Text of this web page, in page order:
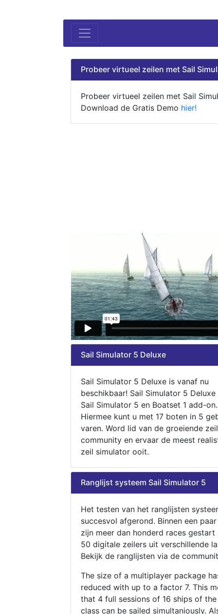
Probeer virtueel zeilen met Sail
Probeer virtueel zeilen met Sail
Download de Gratis Demo hier!
Sail Simulator 5 Deluxe
Sail Simulator 5 Deluxe is vanaf nu
beschikbaar! Sail Simulator 5
Sail Simulator 5 en Boatset 1 add-on.
Hiermee kunt u met 17 boten in 5
varen. Word lid van de groeiende zeil
community en ervaar de meest
zeil simulator ooit.
Ranglijst systeem Sail Simulator 5
Het testen van het ranglijsten
succesvol afgerond. Binnen een
zijn meer dan honderd races gestart
50 digitale zeilers uit verschillende
Bekijk de ranglijsten via de
The size of a multiplayer package
reduced with up to a factor 7. This
that 4 full sessions of 16 ships of
class can be sailed simultaniously.